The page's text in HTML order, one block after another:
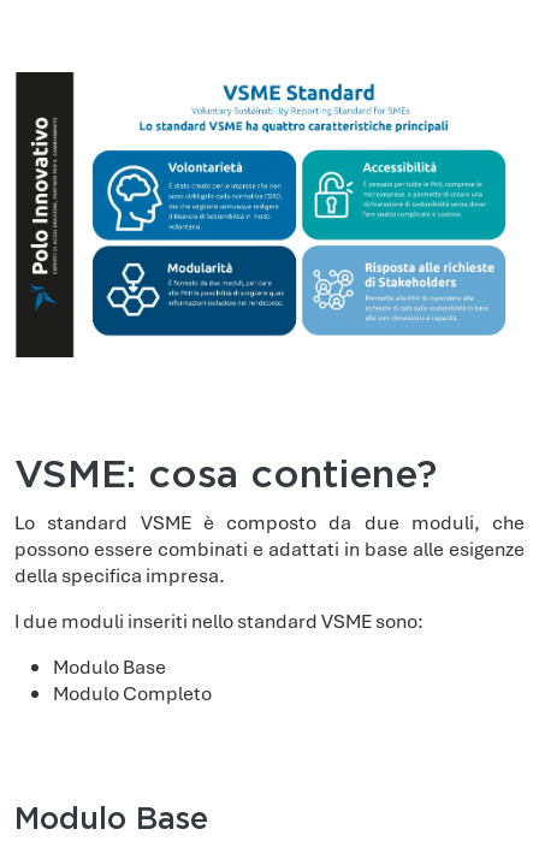
VSME: cosa contiene?
Lo standard VSME è composto da due moduli, che
possono essere combinati e adattati in base alle esigenze
della specifica impresa.
I due moduli inseriti nello standard VSME sono:
Modulo Base
Modulo Completo
Modulo Base